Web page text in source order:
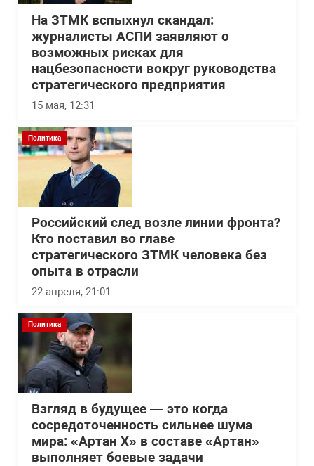
На ЗТМК вспыхнул скандал:
журналисты АСПИ заявляют о
возможных рисках для
нацбезопасности вокруг руководства
стратегического предприятия
15 мая, 12:31
Политика
Российский след возле линии фронта?
Кто поставил во главе
стратегического ЗТМК человека без
опыта в отрасли
22 апреля, 21:01
Политика
Взгляд в будущее — это когда
сосредоточенность сильнее шума
мира: «Артан Х» в составе «Артан»
выполняет боевые задачи